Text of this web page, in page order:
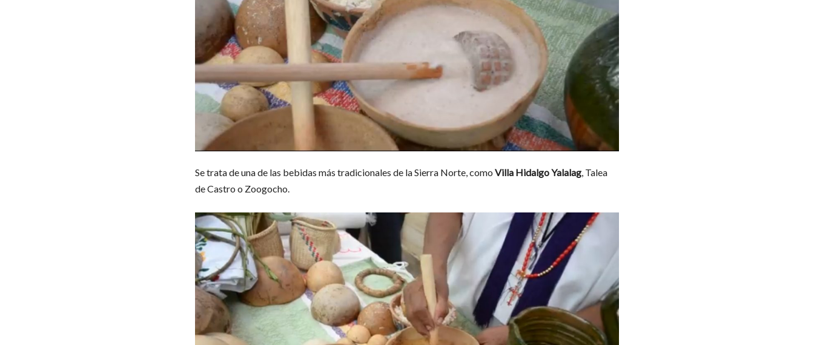
Se trata de una de las bebidas más tradicionales de la Sierra Norte, como Villa Hidalgo Yalalag , Talea
de Castro o Zoogocho.